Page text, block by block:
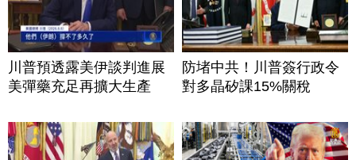
川普預透露美伊談判進展
美彈藥充足再擴大生產
防堵中共！川普簽行政令
對多晶矽課15%關稅